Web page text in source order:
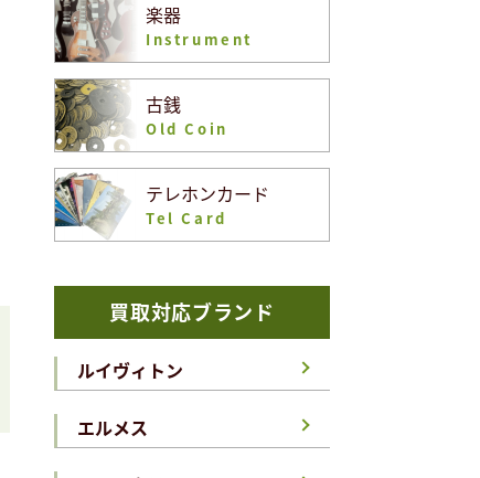
楽器
Instrument
古銭
Old Coin
テレホンカード
Tel Card
買取対応ブランド
ルイヴィトン
エルメス